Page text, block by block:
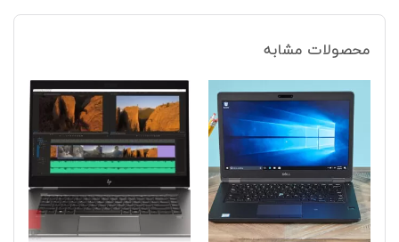
محصولات مشابه